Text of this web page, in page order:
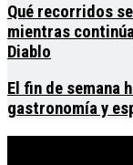
Qué recorridos
mientras
Diablo
El fin de semana
gastronomía y